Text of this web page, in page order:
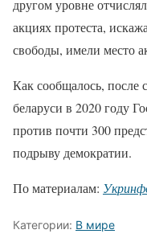
другом уровне
акциях протеста,
свободы, имели место
Как сообщалось,
беларуси в 2020 году
против почти 300
подрыву демократии.
По материалам:
Категории: В мире